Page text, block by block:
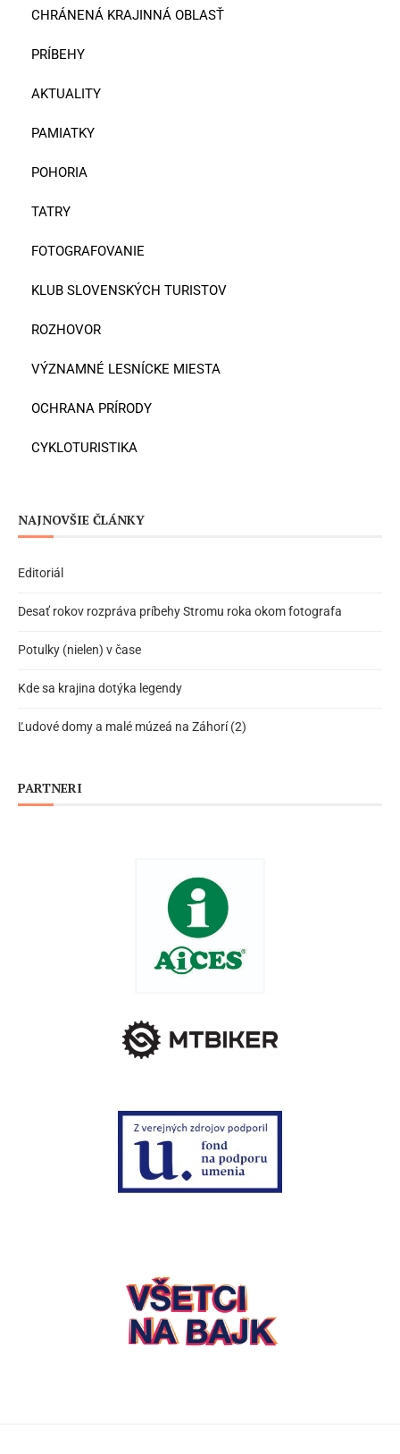
CHRÁNENÁ KRAJINNÁ OBLASŤ
PRÍBEHY
AKTUALITY
PAMIATKY
POHORIA
TATRY
FOTOGRAFOVANIE
KLUB SLOVENSKÝCH TURISTOV
ROZHOVOR
VÝZNAMNÉ LESNÍCKE MIESTA
OCHRANA PRÍRODY
CYKLOTURISTIKA
NAJNOVŠIE ČLÁNKY
Editoriál
Desať rokov rozpráva príbehy Stromu roka okom fotografa
Potulky (nielen) v čase
Kde sa krajina dotýka legendy
Ľudové domy a malé múzeá na Záhorí (2)
PARTNERI